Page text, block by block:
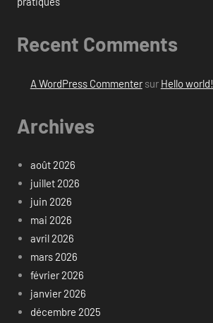
Recent Comments
A WordPress Commentersur Hello world!
Archives
août 2026
juillet 2026
juin 2026
mai 2026
avril 2026
mars 2026
février 2026
janvier 2026
décembre 2025